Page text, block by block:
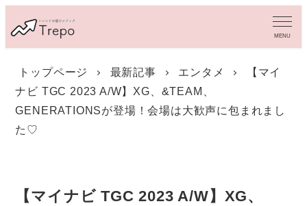
イ
MENU
トップページ 最新記事 エンタメ
【マイ
ナビ TGC 2023 A/W】XG、&TEAM、
GENERATIONSが登場！会場は大歓声に包まれまし
た♡
【マイナビ TGC 2023 A/W】XG、